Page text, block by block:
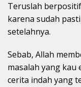
Teruslah
karena sudah
setelahnya.
Sebab, Allah
masalah yang kau
cerita indah yang